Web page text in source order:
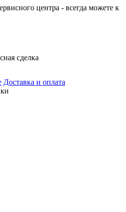
центра - всегда можете к
сделка
Доставка и оплата